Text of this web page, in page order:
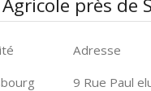
près de
Adresse
9 Rue Paul